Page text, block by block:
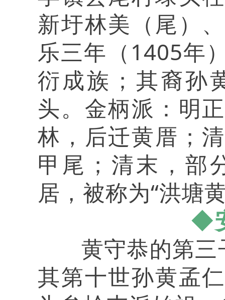
新圩林美（尾）
乐三年（1405年
衍成族；其裔孙
头。金柄派：明
林，后迁黄厝；
甲尾；清末，部
居，被称为“洪塘
◆
黄守恭的第三
其第十世孙黄孟